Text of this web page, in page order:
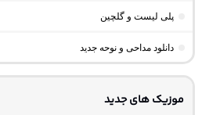
پلی لیست و گلچین
دانلود مداحی و نوحه جدید
موزیک های جدید